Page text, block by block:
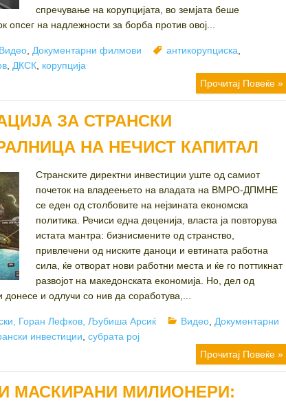
спречување на корупцијата, во земјата беше
на надлежности за борба против овој...
Categories
Видео Документарни филмови Tags
антикорупциска
ДКСК корупција
Прочитај Повеќе »
ЗА СТРАНСКИ
НА НЕЧИСТ КАПИТАЛ
Странските директни инвестиции уште од самиот
почеток на владеењето на владата на ВМРО-ДПМНЕ
се еден од столбовите на нејзината економска
политика. Речиси една деценија, власта ја повторува
истата мантра: бизнисмените од странство,
привлечени од ниските даноци и евтината работна
сила, ќе отворат нови работни места и ќе го поттикнат
развојот на македонската економија. Но, дел од
и одлучи со нив да соработува,...
Горан Лефков, Љубиша Арсиќ Categories
Видео Документарни
инвестиции ,субрата рој
Прочитај Повеќе »
МАСКИРАНИ МИЛИОНЕРИ: